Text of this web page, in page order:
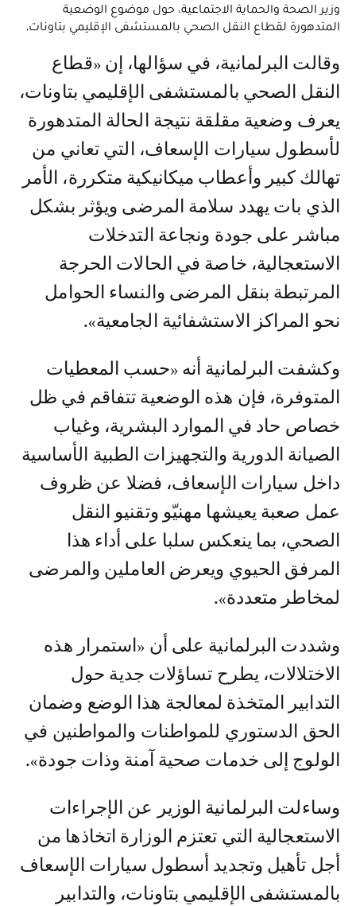
وزير الصحة والحماية الاجتماعية، حول موضوع الوضعية
المتدهورة لقطاع النقل الصحي بالمستشفى الإقليمي بتاونات.
وقالت البرلمانية، في سؤالها، إن «قطاع
النقل الصحي بالمستشفى الإقليمي بتاونات،
يعرف وضعية مقلقة نتيجة الحالة المتدهورة
لأسطول سيارات الإسعاف، التي تعاني من
تهالك كبير وأعطاب ميكانيكية متكررة، الأمر
الذي بات يهدد سلامة المرضى ويؤثر بشكل
مباشر على جودة ونجاعة التدخلات
الاستعجالية، خاصة في الحالات الحرجة
المرتبطة بنقل المرضى والنساء الحوامل
نحو المراكز الاستشفائية الجامعية».
وكشفت البرلمانية أنه «حسب المعطيات
المتوفرة، فإن هذه الوضعية تتفاقم في ظل
خصاص حاد في الموارد البشرية، وغياب
الصيانة الدورية والتجهيزات الطبية الأساسية
داخل سيارات الإسعاف، فضلا عن ظروف
عمل صعبة يعيشها مهنيّو وتقنيو النقل
الصحي، بما ينعكس سلبا على أداء هذا
المرفق الحيوي ويعرض العاملين والمرضى
لمخاطر متعددة».
وشددت البرلمانية على أن «استمرار هذه
الاختلالات، يطرح تساؤلات جدية حول
التدابير المتخذة لمعالجة هذا الوضع وضمان
الحق الدستوري للمواطنات والمواطنين في
الولوج إلى خدمات صحية آمنة وذات جودة».
وساءلت البرلمانية الوزير عن الإجراءات
الاستعجالية التي تعتزم الوزارة اتخاذها من
أجل تأهيل وتجديد أسطول سيارات الإسعاف
بالمستشفى الإقليمي بتاونات، والتدابير